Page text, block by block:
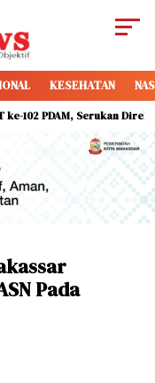
KESEHATAN
Serukan Direksi
Pada